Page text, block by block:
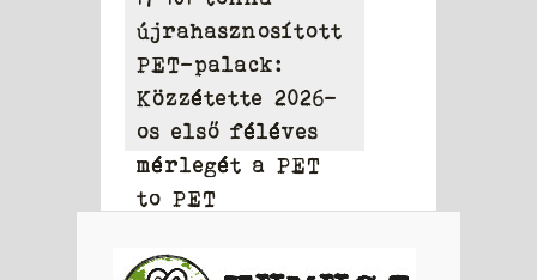
újrahasznosított
PET-palack:
Közzétette 2026-
os első féléves
mérlegét a PET
to PET